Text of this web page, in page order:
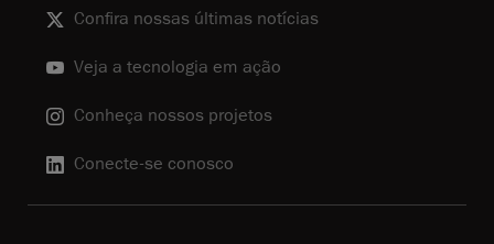
Confira nossas últimas notícias
Veja a tecnologia em ação
Conheça nossos projetos
Conecte-se conosco